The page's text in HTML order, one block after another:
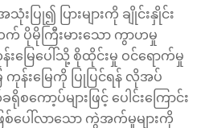
းပြု၍ ပြားများကို ချိုင်းနှိုင်း
ပိုမိုကြီးမားသော ကွာဟမှု
မြေပေါ်သို့ စိုထိုင်းမှု ဝင်ရောက်မှု
ကုန်းမြေကို ပြုပြင်ရန် လိုအပ်
ကော့ပ်များဖြင့် ပေါင်းကြောင်း
ြစ်ပေါ်လာသော ကွဲအက်မှုများကို